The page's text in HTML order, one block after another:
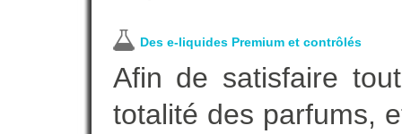
Des e-liquides Premium et contrôlés
Afin de satisfaire
totalité des parfums,